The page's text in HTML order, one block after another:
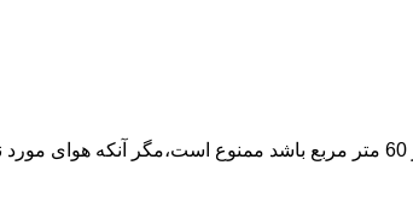
نصب وسایل گاز سوز پر مصرف مانند آبگرمکن در واحدهای مسکونی و غیر مسکونی که مسحت آن ها کمتر از 60